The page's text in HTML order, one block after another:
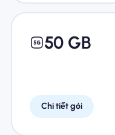
50 GB
Chi tiết gói